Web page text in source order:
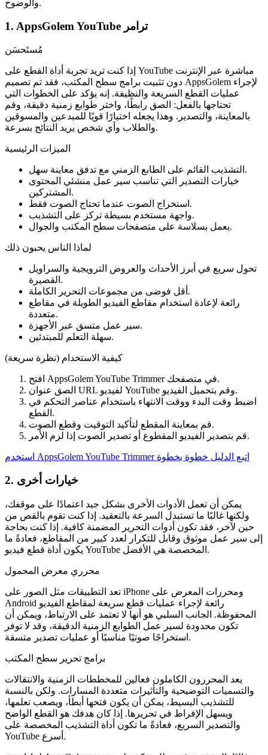
والوضوح.
1. AppsGolem YouTube ترامر
مُستَحسَن
إذا كنت تريد تجربة أداة القطع على YouTube مباشرة عبر الإنترنت
دون تثبيت برامج سطح المكتب، فقد تم تصميم AppsGolem لإجراء
عمليات القطع السريعة والنظيفة. إنه يؤكد على الخطوات التي
تحتاجها بالفعل: الصق رابطًا، واختر طوابع زمنية دقيقة، وقم
بالمعاينة، والتصدير. وهذا يجعله اختيارًا قويًا للمبدعين والمسوقين
والطلاب وأي شخص يريد النتائج بسرعة.
الميزات الرئيسية
التشذيب القائم على الطابع الزمني مع تدفق معاينة سهل.
خيارات التصدير التي تناسب سير عمل منشئي المحتوى
المشتركين.
استخراج الصوت عندما تحتاج الصوت فقط.
واجهة مستخدم بسيطة تركز على التشذيب.
يعمل بسلاسة على متصفحات سطح المكتب والجوال.
لماذا الناس يحبون ذلك
تحول سريع في أبرز الأحداث والعروض الترويجية والسراويل
القصيرة.
أقل فوضى من مجموعات التحرير الكاملة.
رائعة لإعادة استخدام مقاطع الفيديو الطويلة في مقاطع
متعددة.
سير عمل متسق عبر الأجهزة.
سهلة التعلم للمبتدئين.
كيفية الاستخدام (نظرة سريعة)
افتح AppsGolem YouTube Trimmer في متصفحك.
الصق عنوان URL لفيديو YouTube وقم بتحميل الفيديو.
اضبط وقت البدء ووقت الانتهاء باستخدام عناصر التحكم في
القطع.
قم بمعاينة المقطع لتأكيد التوقيت وقطع الصوت.
قم بتصدير الفيديو المقطوع أو تصدير الصوت إذا لزم الأمر.
استخدم AppsGolem YouTube Trimmer اتبع الدليل خطوة بخطوة
2. خيارات أخرى
يمكن أن تعمل الأدوات الأخرى بشكل جيد اعتمادًا على موقفك،
ولكنها غالبًا ما تستبدل السرعة بالتعقيد. إذا كنت تقوم بالقص من
حين لآخر، فقد تكون أدوات التحرير المضمنة كافية. إذا كنت بحاجة
إلى سير عمل موثوق وقابل للتكرار لعدد كبير من المقاطع، فعادةً ما
يكون أداة قطع فيديو YouTube المخصصة هي الأفضل.
محرري معرض المحمول
تعد التطبيقات مثل الصور على iPhone ومحررات المعرض على
Android رائعة لإجراء عمليات قطع سريعة لمقاطع الفيديو
المحفوظة. الجانب السلبي هو أنها لا تعتمد على الارتباط، ويمكن أن
تكون محدودة لسير عمل الطوابع الزمنية الدقيقة، وقد لا توفر
استخراجًا صوتيًا مناسبًا أو عمليات تصدير متسقة.
برامج تحرير سطح المكتب
يعد المحررون الكاملون فعالين للمخططات الزمنية والانتقالات
والتسميات التوضيحية والتأثيرات متعددة المسارات. ولكن بالنسبة
للتشذيب البسيط، يمكن أن يكون فتحها أبطأ، ويصعب تعلمها،
ويسهل الإفراط في تحريرها. إذا كان هدفك هو القطع الواضح
والتصدير السريع، فعادةً ما تكون أداة التشذيب المخصصة على
YouTube أسرع.